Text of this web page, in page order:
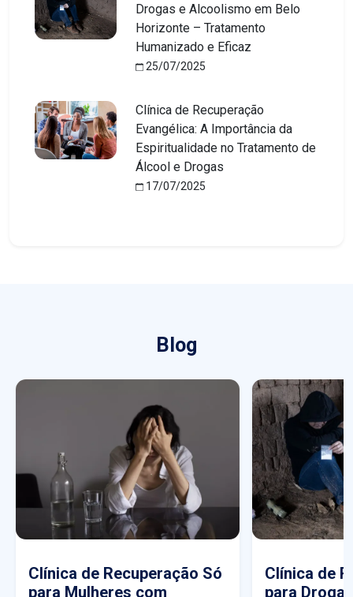
Drogas e Alcoolismo em Belo
Horizonte – Tratamento
Humanizado e Eficaz
25/07/2025
Clínica de Recuperação
Evangélica: A Importância da
Espiritualidade no Tratamento de
Álcool e Drogas
17/07/2025
Blog
Clínica de Recuperação Só
para Mulheres com
Clínica de
para